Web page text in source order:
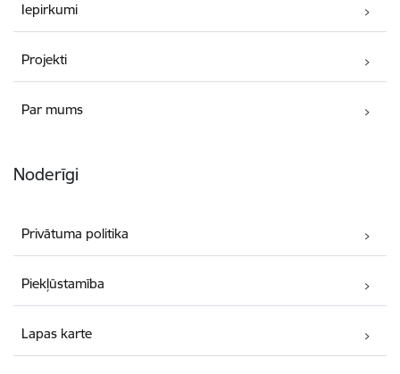
Iepirkumi
Projekti
Par mums
Noderīgi
Privātuma politika
Piekļūstamība
Lapas karte